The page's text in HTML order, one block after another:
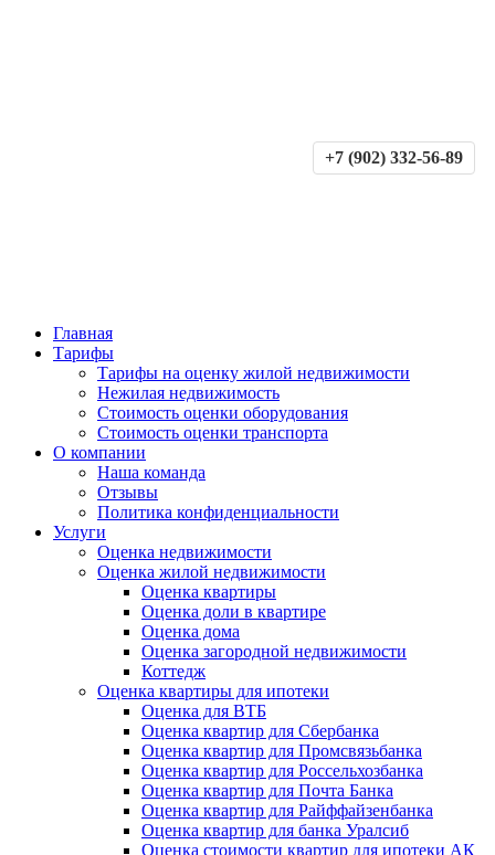
+7 (902) 332-56-89
Главная
Тарифы
Тарифы на оценку жилой недвижимости
Нежилая недвижимость
Стоимость оценки оборудования
Стоимость оценки транспорта
О компании
Наша команда
Отзывы
Политика конфиденциальности
Услуги
Оценка недвижимости
Оценка жилой недвижимости
Оценка квартиры
Оценка доли в квартире
Оценка дома
Оценка загородной недвижимости
Коттедж
Оценка квартиры для ипотеки
Оценка для ВТБ
Оценка квартир для Сбербанка
Оценка квартир для Промсвязьбанка
Оценка квартир для Россельхозбанка
Оценка квартир для Почта Банка
Оценка квартир для Райффайзенбанка
Оценка квартир для банка Уралсиб
Оценка стоимости квартир для ипотеки АК